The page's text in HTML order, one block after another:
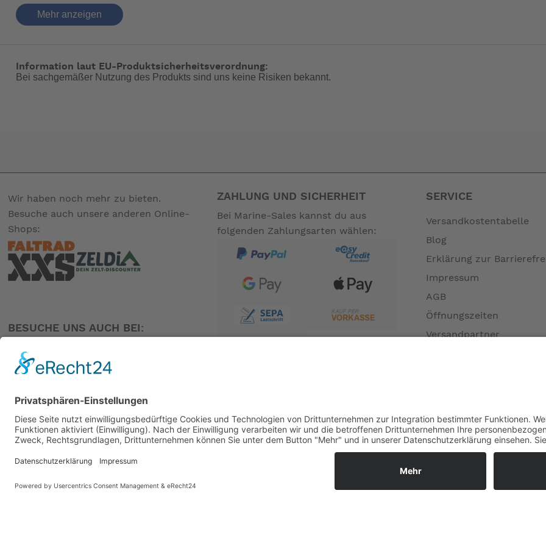
Marschgeschwindigkeit bleibt nur noch der Längstrimm mit oberem oder unterem Taster zu korrigieren. Durch den
durch äußere Einflüsse ausgeglichen.
Bei der Funktion OL ist das Hochfahren der Klappen ausgeschaltet. Sie wird vorzugsweise für Verdränger eingesetzt.
Die Betätigung der Klappen kann jederzeit auch manuell erfolgen.
Mehr anzeigen
Information laut EU-Produktsicherheitsverordnung:
Bei sachgemäßer Nutzung des Produkts sind uns keine Risiken bekannt.
Wir haben noch mehr zu bieten.
Besuche auch unsere anderen Online-
Shops:
BESUCHE UNS AUCH BEI:
ZAHLUNG UND SICHERHEIT
Bei Marine-Sales kannst du aus
folgenden Zahlungsarten wählen:
SERVICE
Versandkostentabelle
Blog
Erklärung zur
Impressum
AGB
Öffnungszeiten
Versandpartner
Widerrufsrecht MS
Widerrufsrecht bei
Widerrufsrecht bei